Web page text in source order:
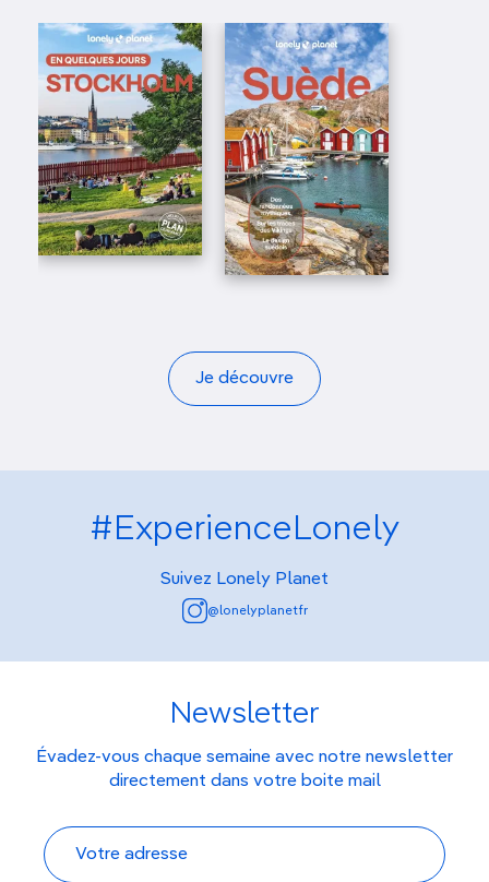
Je découvre
#ExperienceLonely
Suivez Lonely Planet
@lonelyplanetfr
Newsletter
Évadez-vous chaque semaine avec notre newsletter
directement dans votre boite mail